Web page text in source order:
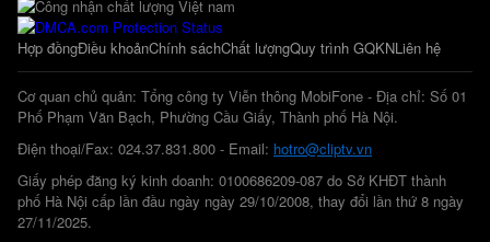
Hợp đồngĐiều khoảnChính sáchChất lượngQuy trình GQKNLiên hệ
Cơ quan chủ quản: Tổng công ty Viễn thông MobiFone - Địa chỉ: Số 01
Phố Phạm Văn Bạch, Phường Cầu Giấy, Thành phố Hà Nội.
Điện thoại/Fax: 024.37.831.800 - Email: hotro@cliptv.vn
Giấy phép đăng ký kinh doanh: 0100686209-087 do Sở KHĐT thành
phố Hà Nội cấp lần đầu ngày ngày 29/10/2008, thay đổi lần thứ 8 ngày
27/11/2025.